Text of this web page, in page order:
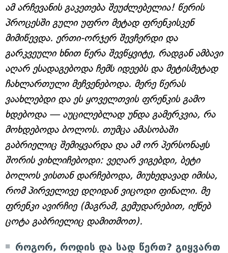
ამ არჩევანის გაკეთება შეუძლებელია! წერის
პროცესში გული უფრო მეტად ფრენკისკენ
მიმიწევდა. ერთი-ორჯერ შევჩერდი და
გარკვეული ხნით წერა შევწყვიტე, რადგან ამბავი
აღარ ესადაგებოდა ჩემს იდეებს და მეტისმეტად
ჩახლართული მეჩვენებოდა. მერე წერას
ვაახლებდი და ეს ყოველთვის ფრენკის გამო
ხდებოდა — აუცილებლად უნდა გამერკვია, რა
მოხდებოდა ბოლოს. თუმცა ამასობაში
გაბრიელიც შემიყვარდა და ამ ორ პერსონაჟს
შორის ვიხლიჩებოდი: ვეღარ ვიგებდი, ბეტი
ბოლოს ვისთან დარჩებოდა, მიუხედავად იმისა,
რომ პირველივე დღიდან ვიცოდი ფინალი. მე
ფრენკი ავირჩიე (მაგრამ, გემუდარებით, იქნებ
ცოტა გაბრიელიც დამითმოთ).
როგორ, როდის და სად წერთ? გიყვართ